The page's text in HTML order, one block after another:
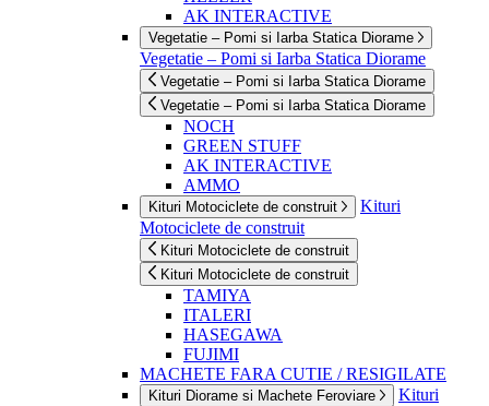
AK INTERACTIVE
Vegetatie – Pomi si Iarba Statica Diorame
Vegetatie – Pomi si Iarba Statica Diorame
Vegetatie – Pomi si Iarba Statica Diorame
Vegetatie – Pomi si Iarba Statica Diorame
NOCH
GREEN STUFF
AK INTERACTIVE
AMMO
Kituri Motociclete de construit
Kituri
Motociclete de construit
Kituri Motociclete de construit
Kituri Motociclete de construit
TAMIYA
ITALERI
HASEGAWA
FUJIMI
MACHETE FARA CUTIE / RESIGILATE
Kituri Diorame si Machete Feroviare
Kituri